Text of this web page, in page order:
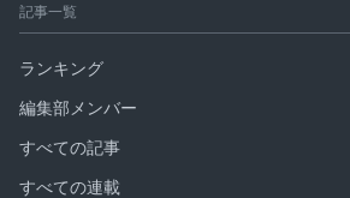
記事一覧
ランキング
編集部メンバー
すべての記事
すべての連載